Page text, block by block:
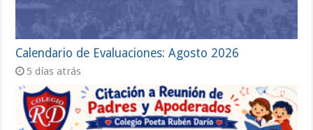
Calendario de Evaluaciones: Agosto 2026
5 días atrás